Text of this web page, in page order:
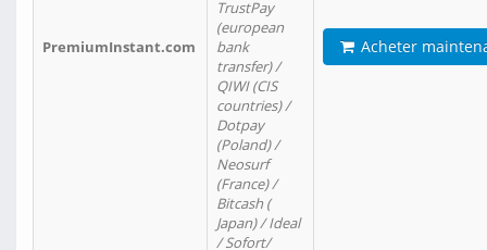
PremiumInstant.com
TrustPay
(european
bank
transfer) /
QIWI (CIS
countries) /
Dotpay
(Poland) /
Neosurf
(France) /
Bitcash (
Japan) / Ideal
/ Sofort/
Acheter